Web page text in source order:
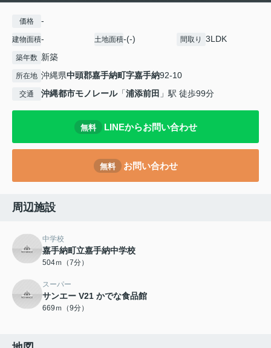
価格 -
建物面積- 土地面積-(-) 間取り 3LDK
築年数 新築
所在地 沖縄県中頭郡嘉手納町字嘉手納92-10
交通 沖縄都市モノレール「浦添前田 」駅 徒歩99分
無料 LINEからお問い合わせ
無料 お問い合わせ
周辺施設
中学校
嘉手納町立嘉手納中学校
504ｍ（7分）
スーパー
サンエー V21 かでな食品館
669ｍ（9分）